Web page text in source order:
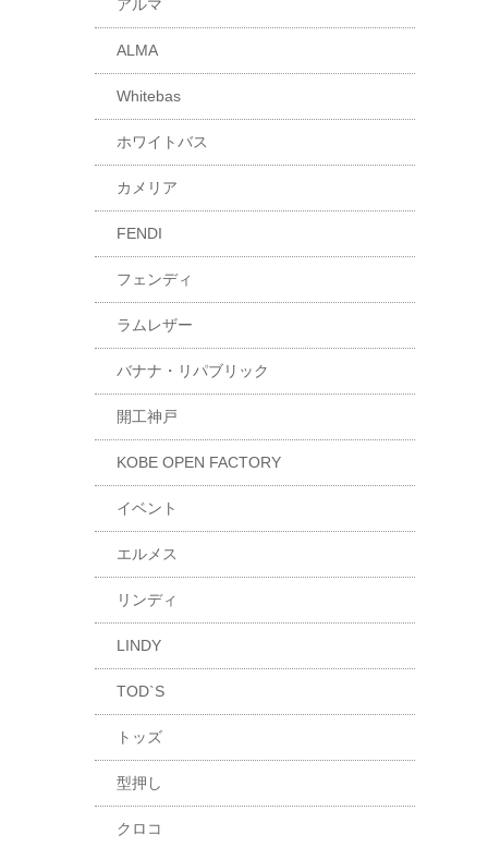
アルマ
ALMA
Whitebas
ホワイトバス
カメリア
FENDI
フェンディ
ラムレザー
バナナ・リパブリック
開工神戸
KOBE OPEN FACTORY
イベント
エルメス
リンディ
LINDY
TOD`S
トッズ
型押し
クロコ